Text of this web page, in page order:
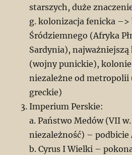
starszych, duże
g. kolonizacja fenicka –>
Śródziemnego (Afryka
Sardynia),
(wojny punickie),
niezależne od metropolii
greckie)
Imperium Perskie:
a. Państwo Medów (VII w.
niezależność) – podbicie
b. Cyrus I Wielki –